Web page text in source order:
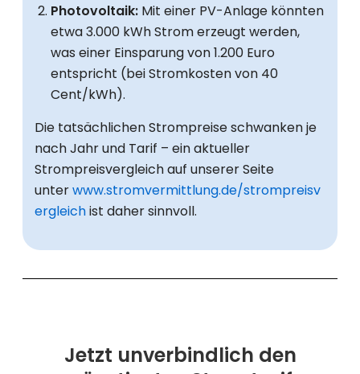
Photovoltaik: Mit einer PV-Anlage könnten
etwa 3.000 kWh Strom erzeugt werden,
was einer Einsparung von 1.200 Euro
entspricht (bei Stromkosten von 40
Cent/kWh).
Die tatsächlichen Strompreise schwanken je
nach Jahr und Tarif – ein aktueller
Strompreisvergleich auf unserer Seite
unterwww.stromvermittlung.de/strompreisv
ergleichist daher sinnvoll.
Jetzt unverbindlich den